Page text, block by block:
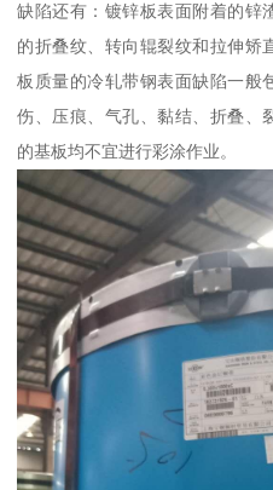
缺陷还有：镀锌板表面附着的锌
的折叠纹、转向辊裂纹和拉伸矫
板质量的冷轧带钢表面缺陷一般
伤、压痕、气孔、黏结、折叠、
的基板均不宜进行彩涂作业。